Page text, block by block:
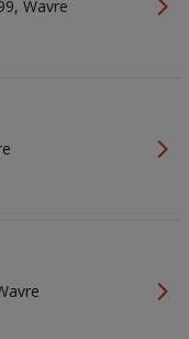
Wavre